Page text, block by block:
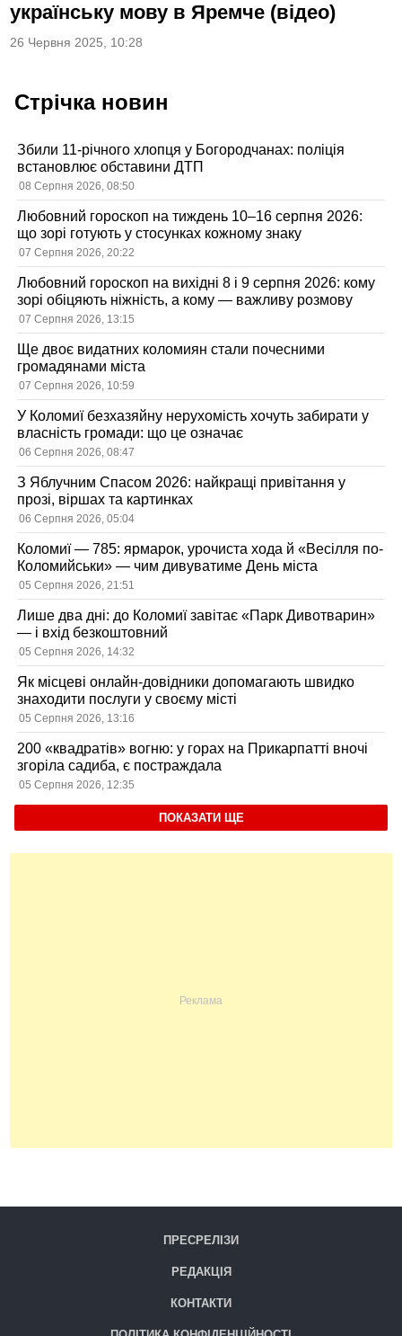
українську мову в Яремче (відео)
26 Червня 2025, 10:28
Стрічка новин
Збили 11-річного хлопця у Богородчанах: поліція
встановлює обставини ДТП
08 Серпня 2026, 08:50
Любовний гороскоп на тиждень 10–16 серпня 2026:
що зорі готують у стосунках кожному знаку
07 Серпня 2026, 20:22
Любовний гороскоп на вихідні 8 і 9 серпня 2026: кому
зорі обіцяють ніжність, а кому — важливу розмову
07 Серпня 2026, 13:15
Ще двоє видатних коломиян стали почесними
громадянами міста
07 Серпня 2026, 10:59
У Коломиї безхазяйну нерухомість хочуть забирати у
власність громади: що це означає
06 Серпня 2026, 08:47
З Яблучним Спасом 2026: найкращі привітання у
прозі, віршах та картинках
06 Серпня 2026, 05:04
Коломиї — 785: ярмарок, урочиста хода й «Весілля по-
Коломийськи» — чим дивуватиме День міста
05 Серпня 2026, 21:51
Лише два дні: до Коломиї завітає «Парк Дивотварин»
— і вхід безкоштовний
05 Серпня 2026, 14:32
Як місцеві онлайн-довідники допомагають швидко
знаходити послуги у своєму місті
05 Серпня 2026, 13:16
200 «квадратів» вогню: у горах на Прикарпатті вночі
згоріла садиба, є постраждала
05 Серпня 2026, 12:35
ПОКАЗАТИ ЩЕ
ПРЕСРЕЛІЗИ
РЕДАКЦІЯ
КОНТАКТИ